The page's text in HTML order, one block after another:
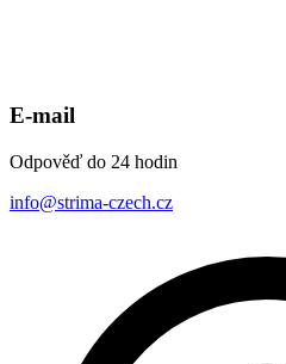
E-mail
Odpověď do 24 hodin
info@strima-czech.cz